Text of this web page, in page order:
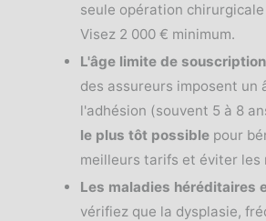
seule opération
Visez 2 000 € minimum.
L'âge limite de
des assureurs imposent un
l'adhésion (souvent 5 à 8
le plus tôt possible pour
meilleurs tarifs et éviter les
Les maladies héréditaires
vérifiez que la dysplasie,